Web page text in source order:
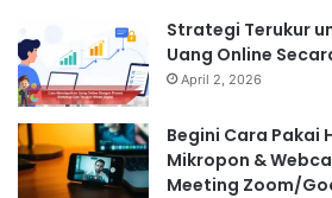
Strategi Terukur
Uang Online
April 2, 2026
Begini Cara Pakai
Mikropon &
Meeting Zoom/